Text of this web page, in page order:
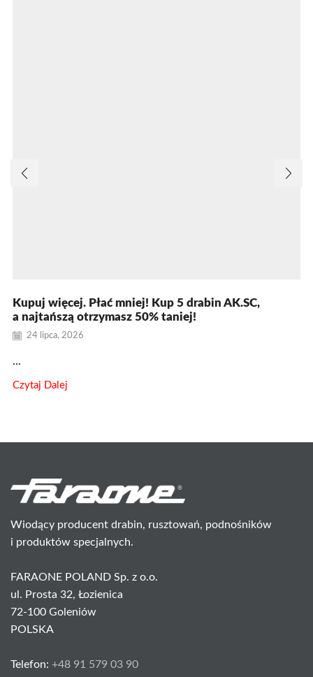
Kupuj więcej. Płać mniej! Kup 5 drabin AK.SC,
a najtańszą otrzymasz 50% taniej!
24 lipca, 2026
...
Czytaj Dalej
Wiodący producent drabin, rusztowań, podnośników
i produktów specjalnych.
FARAONE POLAND Sp. z o.o.
ul. Prosta 32, Łozienica
72-100 Goleniów
POLSKA
Telefon: +48 91 579 03 90